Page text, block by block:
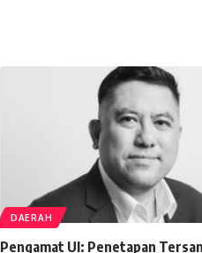
DAERAH
Pengamat UI: Penetapan